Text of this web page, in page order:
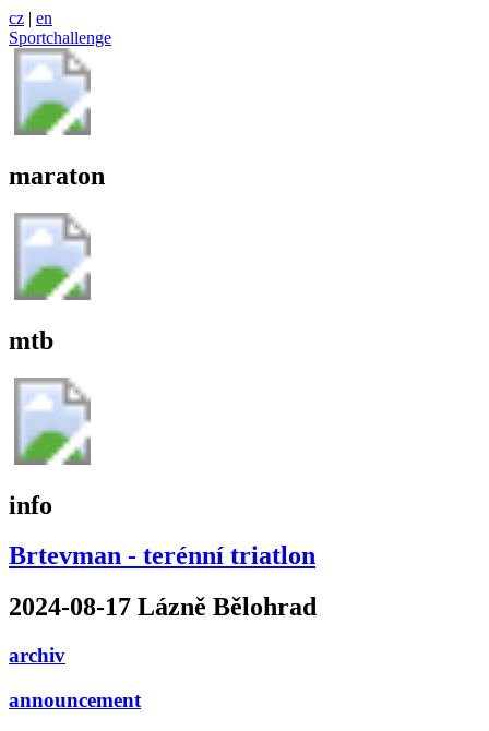
cz | en
Sportchallenge
maraton
mtb
info
Brtevman - terénní triatlon
2024-08-17 Lázně Bělohrad
archiv
announcement